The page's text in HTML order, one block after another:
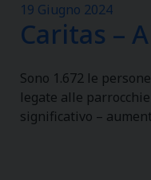
19 Giugno 2024
Caritas –
Sono 1.672 le
legate alle
significativo –